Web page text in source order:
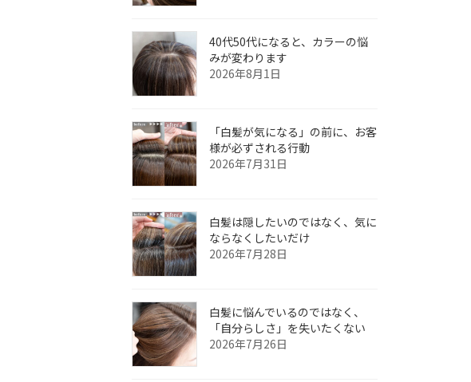
40代50代になると、カラーの悩
みが変わります
2026年8月1日
「白髪が気になる」の前に、お客
様が必ずされる行動
2026年7月31日
白髪は隠したいのではなく、気に
ならなくしたいだけ
2026年7月28日
白髪に悩んでいるのではなく、
「自分らしさ」を失いたくない
2026年7月26日